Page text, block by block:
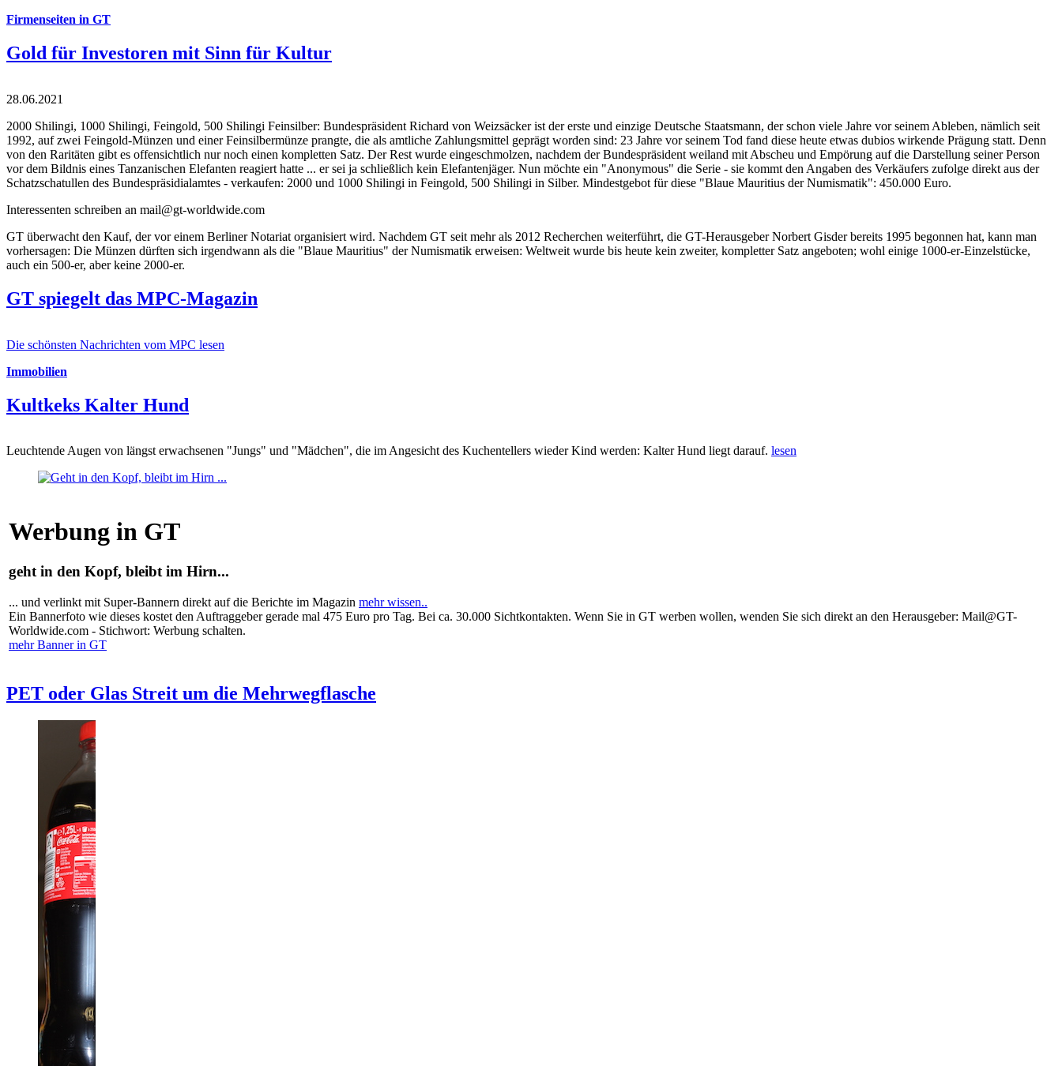
Firmenseiten in GT
Gold für Investoren mit Sinn für Kultur
28.06.2021
2000 Shilingi, 1000 Shilingi, Feingold, 500 Shilingi Feinsilber: Bundespräsident Richard von Weizsäcker ist der erste und einzige Deutsche Staatsmann, der schon viele Jahre vor seinem Ableben, nämlich seit
1992, auf zwei Feingold-Münzen und einer Feinsilbermünze prangte, die als amtliche Zahlungsmittel geprägt worden sind: 23 Jahre vor seinem Tod fand diese heute etwas dubios wirkende Prägung statt. Denn
von den Raritäten gibt es offensichtlich nur noch einen kompletten Satz. Der Rest wurde eingeschmolzen, nachdem der Bundespräsident weiland mit Abscheu und Empörung auf die Darstellung seiner Person
vor dem Bildnis eines Tanzanischen Elefanten reagiert hatte ... er sei ja schließlich kein Elefantenjäger. Nun möchte ein "Anonymous" die Serie - sie kommt den Angaben des Verkäufers zufolge direkt aus der
Schatzschatullen des Bundespräsidialamtes - verkaufen: 2000 und 1000 Shilingi in Feingold, 500 Shilingi in Silber. Mindestgebot für diese "Blaue Mauritius der Numismatik": 450.000 Euro.
Interessenten schreiben an mail@gt-worldwide.com
GT überwacht den Kauf, der vor einem Berliner Notariat organisiert wird. Nachdem GT seit mehr als 2012 Recherchen weiterführt, die GT-Herausgeber Norbert Gisder bereits 1995 begonnen hat, kann man
vorhersagen: Die Münzen dürften sich irgendwann als die "Blaue Mauritius" der Numismatik erweisen: Weltweit wurde bis heute kein zweiter, kompletter Satz angeboten; wohl einige 1000-er-Einzelstücke,
auch ein 500-er, aber keine 2000-er.
GT spiegelt das MPC-Magazin
Die schönsten Nachrichten vom MPC lesen
Immobilien
Kultkeks Kalter Hund
Leuchtende Augen von längst erwachsenen "Jungs" und "Mädchen", die im Angesicht des Kuchentellers wieder Kind werden: Kalter Hund liegt darauf. lesen
Werbung in GT
geht in den Kopf, bleibt im Hirn...
... und verlinkt mit Super-Bannern direkt auf die Berichte im Magazin mehr wissen..
Ein Bannerfoto wie dieses kostet den Auftraggeber gerade mal 475 Euro pro Tag. Bei ca. 30.000 Sichtkontakten. Wenn Sie in GT werben wollen, wenden Sie sich direkt an den Herausgeber: Mail@GT-
Worldwide.com - Stichwort: Werbung schalten.
mehr Banner in GT
PET oder Glas Streit um die Mehrwegflasche